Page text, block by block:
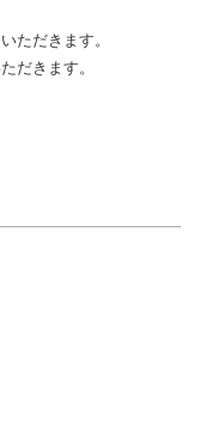
ただきます。
だきます。